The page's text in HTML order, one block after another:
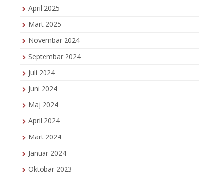
April 2025
Mart 2025
Novembar 2024
Septembar 2024
Juli 2024
Juni 2024
Maj 2024
April 2024
Mart 2024
Januar 2024
Oktobar 2023